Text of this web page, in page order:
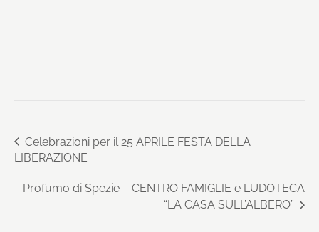
Celebrazioni per il 25 APRILE FESTA DELLA
LIBERAZIONE
Profumo di Spezie – CENTRO FAMIGLIE e LUDOTECA
“LA CASA SULL’ALBERO”